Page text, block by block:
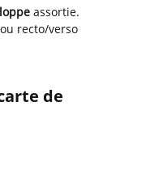
assortie.
recto/verso
de